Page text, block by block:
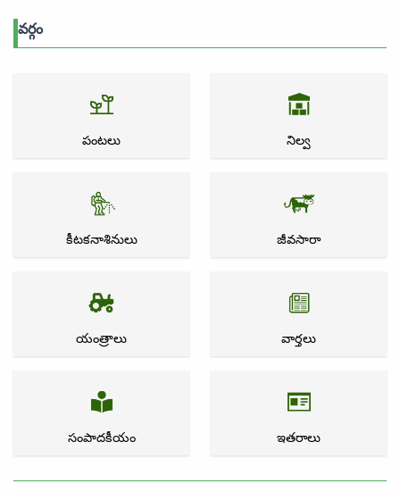
వర్గం
పంటలు నిల్వ
కీటకనాశినులు జీవసారా
యంత్రాలు వార్తలు
సంపాదకీయం ఇతరాలు